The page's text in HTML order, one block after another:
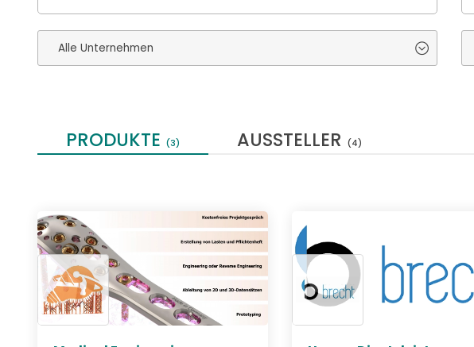
PRODUKTE (3) AUSSTELLER (4)